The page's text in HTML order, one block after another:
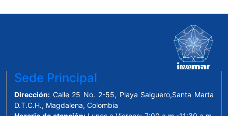
Sede Principal
Dirección: Calle 25 No. 2-55, Playa Salguero,Santa Marta
D.T.C.H., Magdalena, Colombia